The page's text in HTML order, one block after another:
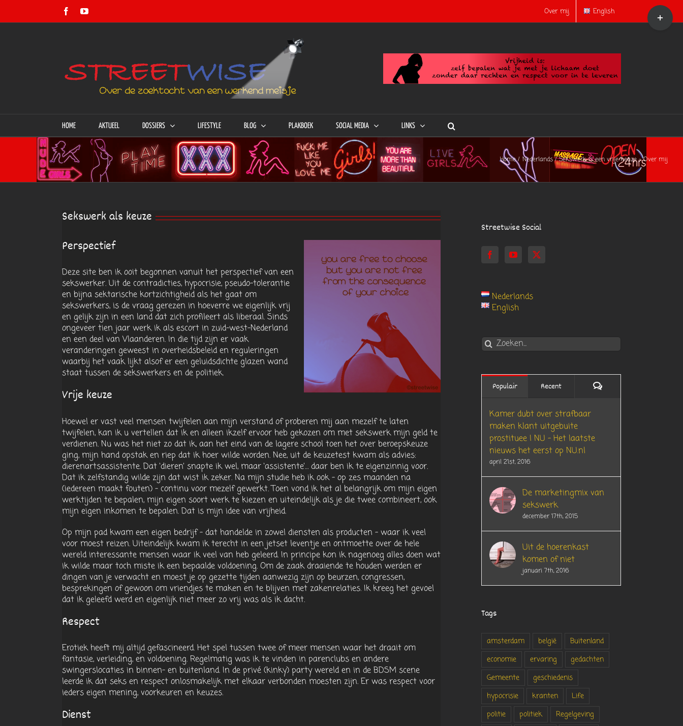
FacebookYouTube Over mij English
HOME AKTUEEL DOSSIERS LIFESTYLE BLOG PLAKBOEK SOCIAL MEDIA LINKS
Home Nederlands Sekswerk is een vrije keuze – Over mij
Sekswerk als keuze
Perspectief
Deze site ben ik ooit begonnen vanuit het perspectief van een
sekswerker. Uit de contradicties, hypocrisie, pseudo-tolerantie
en bijna sektarische kortzichtigheid als het gaat om
sekswerkers, is de vraag gerezen in hoeverre we eigenlijk vrij
en gelijk zijn in een land dat zich profileert als liberaal. Sinds
ongeveer tien jaar werk ik als escort in zuid-west-Nederland
en een deel van Vlaanderen. In die tijd zijn er vaak
veranderingen geweest in overheidsbeleid en reguleringen
waarbij het vaak lijkt alsof er een geluidsdichte glazen wand
staat tussen de sekswerkers en de politiek.
Vrije keuze
Hoewel er vast veel mensen twijfelen aan mijn verstand of proberen mij aan mezelf te laten
twijfelen, kan ik u vertellen dat ik en alleen ikzelf ervoor heb gekozen om met sekswerk mijn geld te
verdienen. Nu was het niet zo dat ik, aan het eind van de lagere school toen het over beroepskeuze
ging, mijn hand opstak en riep dat ik hoer wilde worden. Nee, uit de keuzetest kwam als advies:
dierenartsassistente. Dat ‘dieren’ snapte ik wel, maar ‘assistente’… daar ben ik te eigenzinnig voor.
Dat ik zelfstandig wilde zijn dat wist ik zeker. Na mijn studie heb ik ook – op zes maanden na
(iedereen maakt fouten) – continu voor mezelf gewerkt. Toen vond ik het al belangrijk om mijn eigen
werktijden te bepalen, mijn eigen soort werk te kiezen en uiteindelijk als je die twee combineert, ook
mijn eigen inkomen te bepalen. Dat is mijn idee van vrijheid.
Op mijn pad kwam een eigen bedrijf – dat handelde in zowel diensten als producten – waar ik veel
voor moest reizen. Uiteindelijk kwam ik terecht in een jetset leventje en ontmoette over de hele
wereld interessante mensen waar ik veel van heb geleerd. In principe kon ik nagenoeg alles doen wat
ik wilde maar toch miste ik een bepaalde voldoening. Om de zaak draaiende te houden werden er
dingen van je verwacht en moest je op gezette tijden aanwezig zijn op beurzen, congressen,
besprekingen of gewoon om vriendjes te maken en te blijven met zakenrelaties. Ik kreeg het gevoel
dat ik geleefd werd en eigenlijk niet meer zo vrij was als ik dacht.
Respect
Erotiek heeft mij altijd gefascineerd. Het spel tussen twee of meer mensen waar het draait om
fantasie, verleiding, en voldoening. Regelmatig was ik te vinden in parenclubs en andere
swingerslocaties in binnen- en buitenland. In de privé (kinky) party wereld en in de BDSM scene
leerde ik dat seks en respect onlosmakelijk met elkaar verbonden moesten zijn. Er was respect voor
ieders eigen mening, voorkeuren en keuzes.
Dienst
Streetwise Social
Nederlands
English
Zoeken
naar:
Populair Recent Reacties
Kamer dubt over strafbaar
maken klant uitgebuite
prostituee | NU – Het laatste
nieuws het eerst op NU.nl
april 21st, 2016
De marketingmix van
sekswerk
december 17th, 2015
Uit de hoerenkast
komen of niet
januari 7th, 2016
Tags
amsterdam belgië
Buitenland
economie
ervaring
gedachten
Gemeente
geschiedenis
hypocrisie
kranten
Life
politie
politiek
Regelgeving
Toggle
Sliding